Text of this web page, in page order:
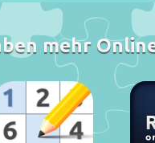
mehr